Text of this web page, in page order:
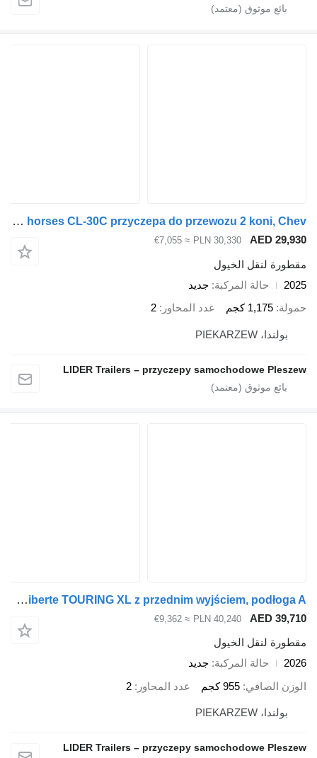
Cheval Liberté Trailer for two horses CL-30C przyczepa do przewozu 2 koni, Chev
AED
PLN 30,330
≈ €7,055
لنقل الخيول
حالة المركبة جديد
1,175 كجم عدد المحاور 2
LIDER Trailers – przyczepy samochodowe
Cheval Liberté CL-02SS Cheval Liberte TOURING XL z przednim wyjściem, podłoga A
AED
PLN 40,240
≈ €9,362
لنقل الخيول
حالة المركبة جديد
الصافي 955 كجم عدد المحاور 2
LIDER Trailers – przyczepy samochodowe